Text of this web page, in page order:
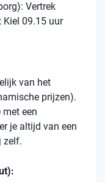
Vertrek
Kiel 09.15 uur
van het
prijzen).
een
je altijd van een
zelf.